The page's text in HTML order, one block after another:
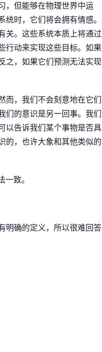
，但能够在物理世界中运
时，它们将会拥有情感。
关。这些系统本质上将通过
行动来实现这些目标。如果
之，如果它们预测无法实现
而，我们不会刻意地在它们
们的意识是另一回事。我们
以告诉我们某个事物是否具
的，也许大象和其他类似的
致。
明确的定义，所以很难回答